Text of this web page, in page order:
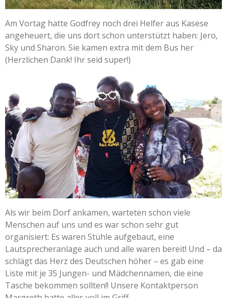
Am Vortag hatte Godfrey noch drei Helfer aus Kasese
angeheuert, die uns dort schon unterstützt haben: Jero,
Sky und Sharon. Sie kamen extra mit dem Bus her
(Herzlichen Dank! Ihr seid super!)
Als wir beim Dorf ankamen, warteten schon viele
Menschen auf uns und es war schon sehr gut
organisiert: Es waren Stühle aufgebaut, eine
Lautsprecheranlage auch und alle waren bereit! Und – da
schlägt das Herz des Deutschen höher – es gab eine
Liste mit je 35 Jungen- und Mädchennamen, die eine
Tasche bekommen sollten!! Unsere Kontaktperson